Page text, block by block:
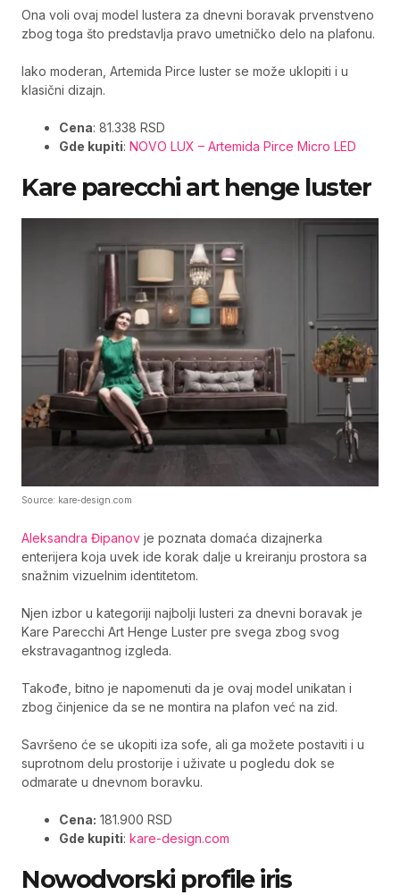
Ona voli ovaj model lustera za dnevni boravak prvenstveno
zbog toga što predstavlja pravo umetničko delo na plafonu.
Iako moderan, Artemida Pirce luster se može uklopiti i u
klasični dizajn.
Cena: 81.338 RSD
Gde kupiti: NOVO LUX – Artemida Pirce Micro LED
Kare parecchi art henge luster
Source: kare-design.com
Aleksandra Đipanov je poznata domaća dizajnerka
enterijera koja uvek ide korak dalje u kreiranju prostora sa
snažnim vizuelnim identitetom.
Njen izbor u kategoriji najbolji lusteri za dnevni boravak je
Kare Parecchi Art Henge Luster pre svega zbog svog
ekstravagantnog izgleda.
Takođe, bitno je napomenuti da je ovaj model unikatan i
zbog činjenice da se ne montira na plafon već na zid.
Savršeno će se ukopiti iza sofe, ali ga možete postaviti i u
suprotnom delu prostorije i uživate u pogledu dok se
odmarate u dnevnom boravku.
Cena: 181.900 RSD
Gde kupiti: kare-design.com
Nowodvorski profile iris